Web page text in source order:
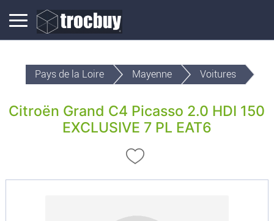
Pays de la Loire Mayenne Voitures
Citroën Grand C4 Picasso 2.0 HDI 150
EXCLUSIVE 7 PL EAT6